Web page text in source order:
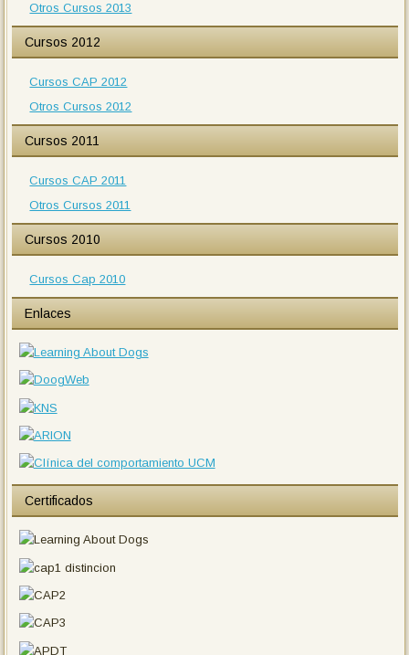
Otros Cursos 2013
Cursos 2012
Cursos CAP 2012
Otros Cursos 2012
Cursos 2011
Cursos CAP 2011
Otros Cursos 2011
Cursos 2010
Cursos Cap 2010
Enlaces
Certificados